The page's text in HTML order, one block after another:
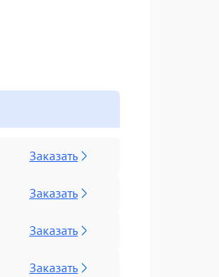
Заказать
Заказать
Заказать
Заказать